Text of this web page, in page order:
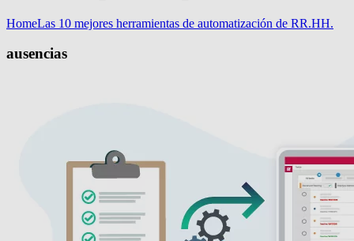
HomeLas 10 mejores herramientas de automatización de RR.HH.
ausencias